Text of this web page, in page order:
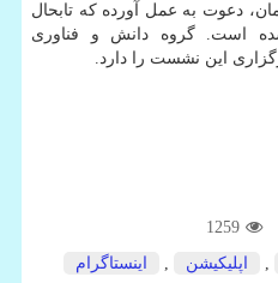
دعوت به عمل آورده که تابحال
است. گروه دانش و فناوری
این نشست را دارد.
1259
اپلیكیشن اینستاگرام